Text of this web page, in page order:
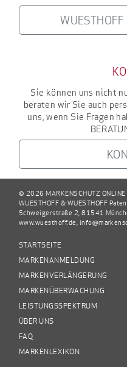
Sie können uns nicht
beraten wir Sie auch
uns, wenn Sie Fragen
© 2026 MARKENSCHUTZ ONLINE
WUESTHOFF & WUESTHOFF
Schweigerstraße 2, 81541
www.wuesthoff.de,
STARTSEITE
MARKENANMELDUNG
MARKENVERLÄNGERUNG
MARKENÜBERWACHUNG
LEISTUNGSSPEKTRUM
ÜBER UNS
FAQ
MARKENLEXIKON